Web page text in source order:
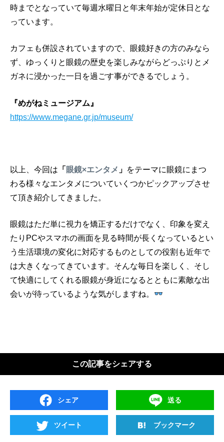
時までとなっていて毎週水曜日と年末年始が定休日とな
っています。
カフェも併設されていますので、眼鏡好きの方のみなら
ず、ゆっくりと眼鏡の歴史を楽しみながらどっぷりとメ
ガネに浸かった一日を過ごす事ができるでしょう。
『めがねミュージアム』
https://www.megane.gr.jp/museum/
以上、今回は 「 眼鏡×エンタメ 」 をテーマに眼鏡にまつ
わる様々なエンタメについていくつかピックアップさせ
て頂き紹介してきました。
眼鏡はただ単に視力を矯正するだけでなく、印象を変え
たりPCやスマホの画面を見る時間が長くなっているとい
う生活環境の変化に対応するものとしての役割も近年で
は大きくなってきています。そんな毎日を楽しく、そし
て快適にしてくれる眼鏡が身近になるとともに素敵な出
会いが待っているような気がしますね。
この記事をシェアする
シェア 送る
ツイート ブックマーク